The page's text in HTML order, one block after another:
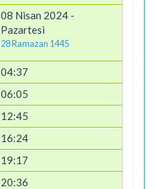
08 Nisan 2024 -
Pazartesi
28 Ramazan 1445
04:37
06:05
12:45
16:24
19:17
20:36